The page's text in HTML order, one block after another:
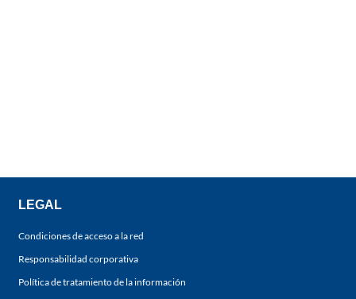
LEGAL
Condiciones de acceso a la red
Responsabilidad corporativa
Política de tratamiento de la información